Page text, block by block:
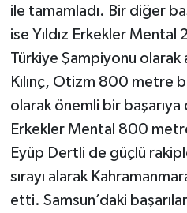
ile tamamladı. Bir diğer
ise Yıldız Erkekler
Türkiye Şampiyonu olarak
Kılınç, Otizm 800 metre
olarak önemli bir
Erkekler Mental 800
Eyüp Dertli de güçlü
sırayı alarak
etti. Samsun’daki